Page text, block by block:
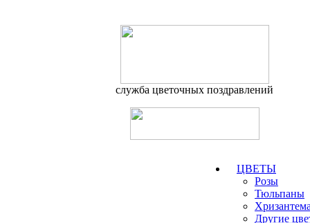
служба цветочных поздравлений
ЦВЕТЫ
Розы
Тюльпаны
Другие